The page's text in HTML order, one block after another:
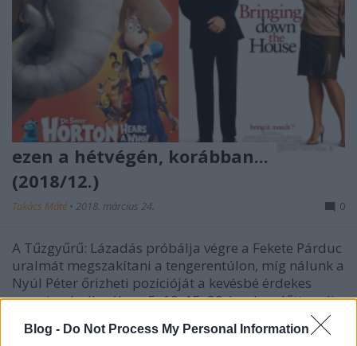
Blog - Do Not Process My Personal Information
ezen a hétvégén, korábban...
(2018/12.)
Takács Máté • 2018. március 24. 0
A Tűzgyűrű: Lázadás próbálja végre a Fekete Párduc
uralmát megszakítani a tengerentúlon, míg nálunk a
Nyúl Péter őrizheti pozícióját a kevésbé érdekes
premierek ellenében. 5, 10, 15, 20 évvel ezelőtt pedig
az alábbiak történtek. Az amerikai listavezető 5, 10,
15 és 20 évvel ezelőtt.